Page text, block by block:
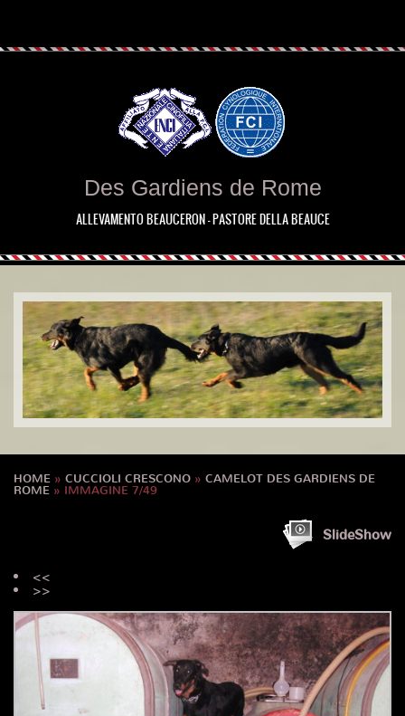
Des Gardiens de Rome
ALLEVAMENTO BEAUCERON - PASTORE DELLA BEAUCE
HOME » CUCCIOLI CRESCONO » CAMELOT DES GARDIENS DE
ROME » IMMAGINE 7/49
SlideShow
<<
>>